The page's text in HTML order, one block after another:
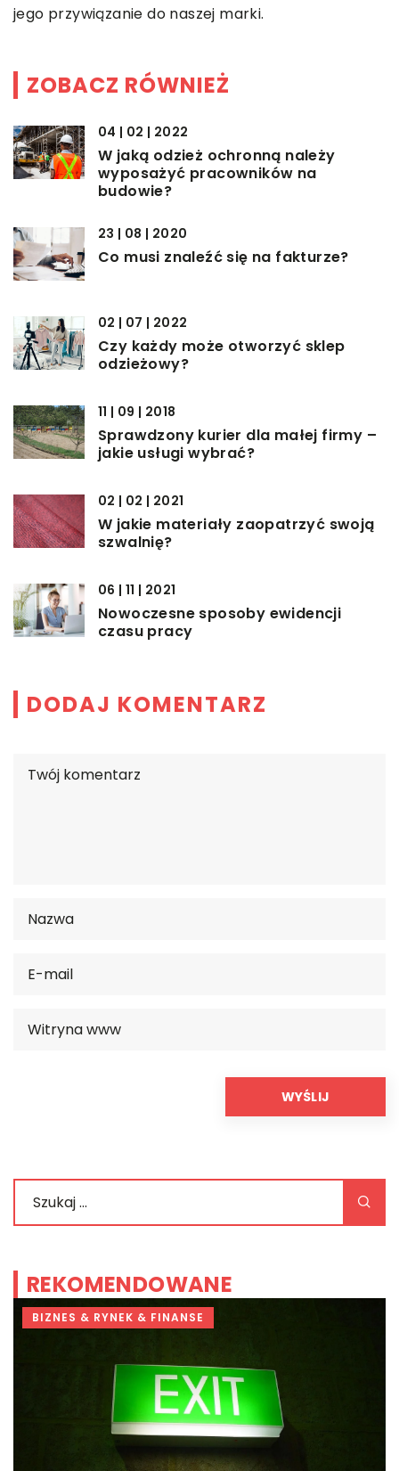
jego przywiązanie do naszej marki.
ZOBACZ RÓWNIEŻ
04 | 02 | 2022
W jaką odzież ochronną należy
wyposażyć pracowników na
budowie?
23 | 08 | 2020
Co musi znaleźć się na fakturze?
02 | 07 | 2022
Czy każdy może otworzyć sklep
odzieżowy?
11 | 09 | 2018
Sprawdzony kurier dla małej firmy –
jakie usługi wybrać?
02 | 02 | 2021
W jakie materiały zaopatrzyć swoją
szwalnię?
06 | 11 | 2021
Nowoczesne sposoby ewidencji
czasu pracy
DODAJ KOMENTARZ
REKOMENDOWANE
BIZNES & RYNEK & FINANSE